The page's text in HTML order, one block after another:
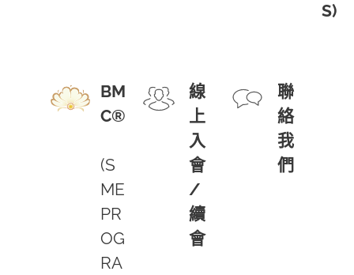
S)
BM
C®
(S
ME
PR
OG
RA
線
上
入
會
/
續
會
聯
絡
我
們